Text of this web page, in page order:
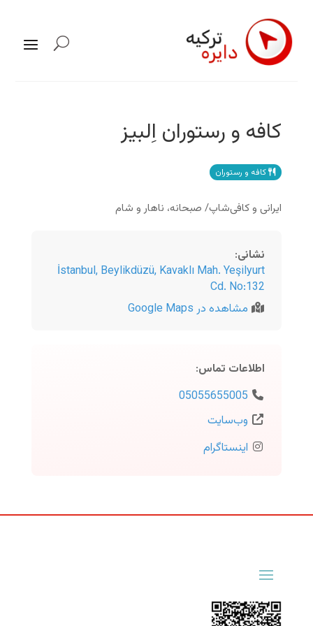
کافه و رستوران اِلبیز
کافه و رستوران
ایرانی و کافی‌شاپ/ صبحانه، ناهار و شام
نشانی:
İstanbul, Beylikdüzü, Kavaklı Mah. Yeşilyurt
Cd. No:132
مشاهده در Google Maps
اطلاعات تماس:
05055655005
وب‌سایت
اینستاگرام